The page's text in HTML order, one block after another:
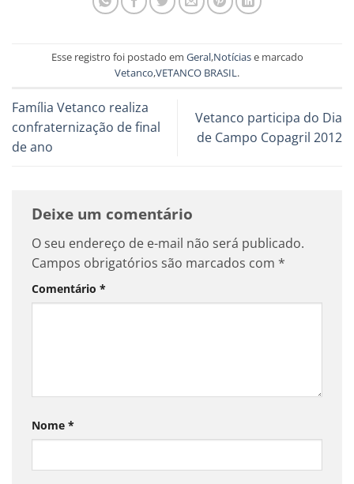
Esse registro foi postado em Geral,Notíciase marcado
Vetanco,VETANCO BRASIL.
Família Vetanco realiza
confraternização de final
de ano
Vetanco participa do Dia
de Campo Copagril 2012
Deixe um comentário
O seu endereço de e-mail não será publicado.
Campos obrigatórios são marcados com *
Comentário *
Nome *